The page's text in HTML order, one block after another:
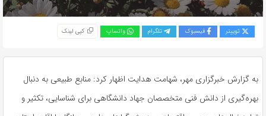
توییتر فیسبوک تلگرام واتساپ کپی لینک
به گزارش خبرگزاری مهر، شهامت هدایت اظهار کرد: منابع طبیعی به دنبال
بهره‌گیری از دانش فنی متخصصان جهاد دانشگاهی برای شناسایی، تکثیر و